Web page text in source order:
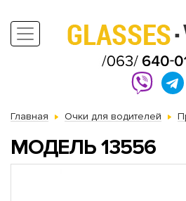
Главная Очки для водителей
МОДЕЛЬ 13556